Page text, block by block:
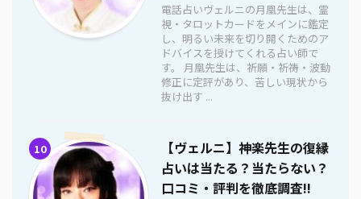
電話占いヴェルニの月凰先生は、霊
視・タロットカードをメインに鑑定
し、明るい未来を切り開くためのア
ドバイスを授けてくれる占い師で
す。 月凰先生は、祈願・祈祷・波動
修正に定評があり、苦しい現状から
抜け出す ...
10
【ヴェルニ】神楽先生の復縁
占いは当たる？当たらない？
口コミ・評判を徹底調査!!